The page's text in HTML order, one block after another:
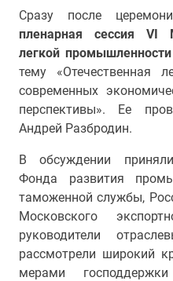
Сразу после
пленарная сессия
VI
легкой
тему «Отечественная
современных
перспективы». Ее
Андрей Разбродин.
В обсуждении
Фонда развития
таможенной службы,
Московского
руководители
рассмотрели широкий
мерами